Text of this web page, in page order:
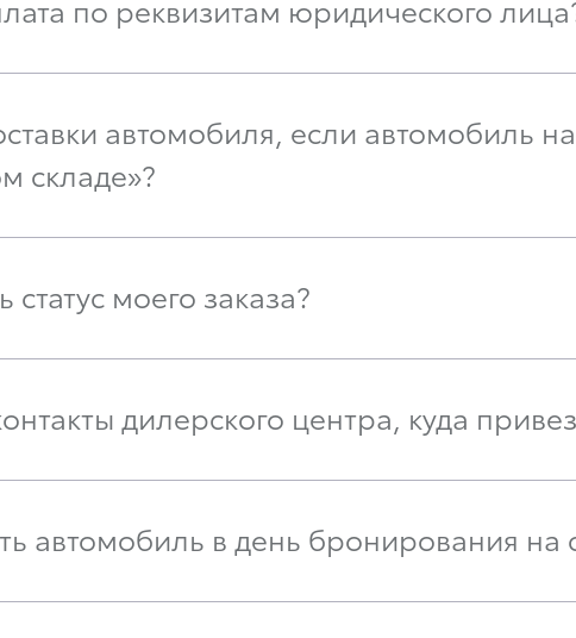
по реквизитам юридического
автомобиля, если автомобиль на
складе»?
статус моего заказа?
дилерского центра, куда
автомобиль в день бронирования на